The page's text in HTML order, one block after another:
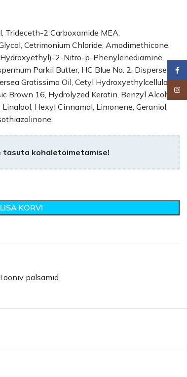
Trideceth-2 Carboxamide MEA,
Cetrimonium Chloride, Amodimethicone,
2-Nitro-p-Phenylenediamine,
Parkii Butter, HC Blue No. 2, Disperse
Gratissima Oil, Cetyl Hydroxyethylcellulose,
Brown 16, Hydrolyzed Keratin, Benzyl Alcohol,
Hexyl Cinnamal, Limonene, Geraniol,
tasuta kohaletoimetamise!
LISA KORVI
palsamid